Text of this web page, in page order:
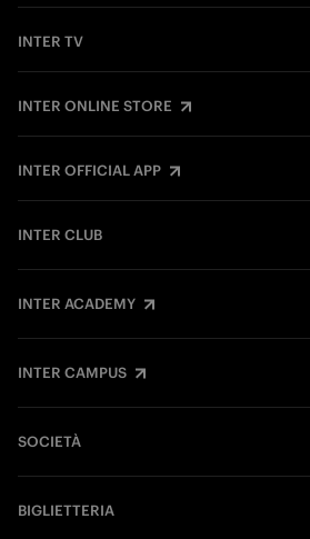
INTER TV
INTER ONLINE STORE
INTER OFFICIAL APP
INTER CLUB
INTER ACADEMY
INTER CAMPUS
SOCIETÀ
BIGLIETTERIA